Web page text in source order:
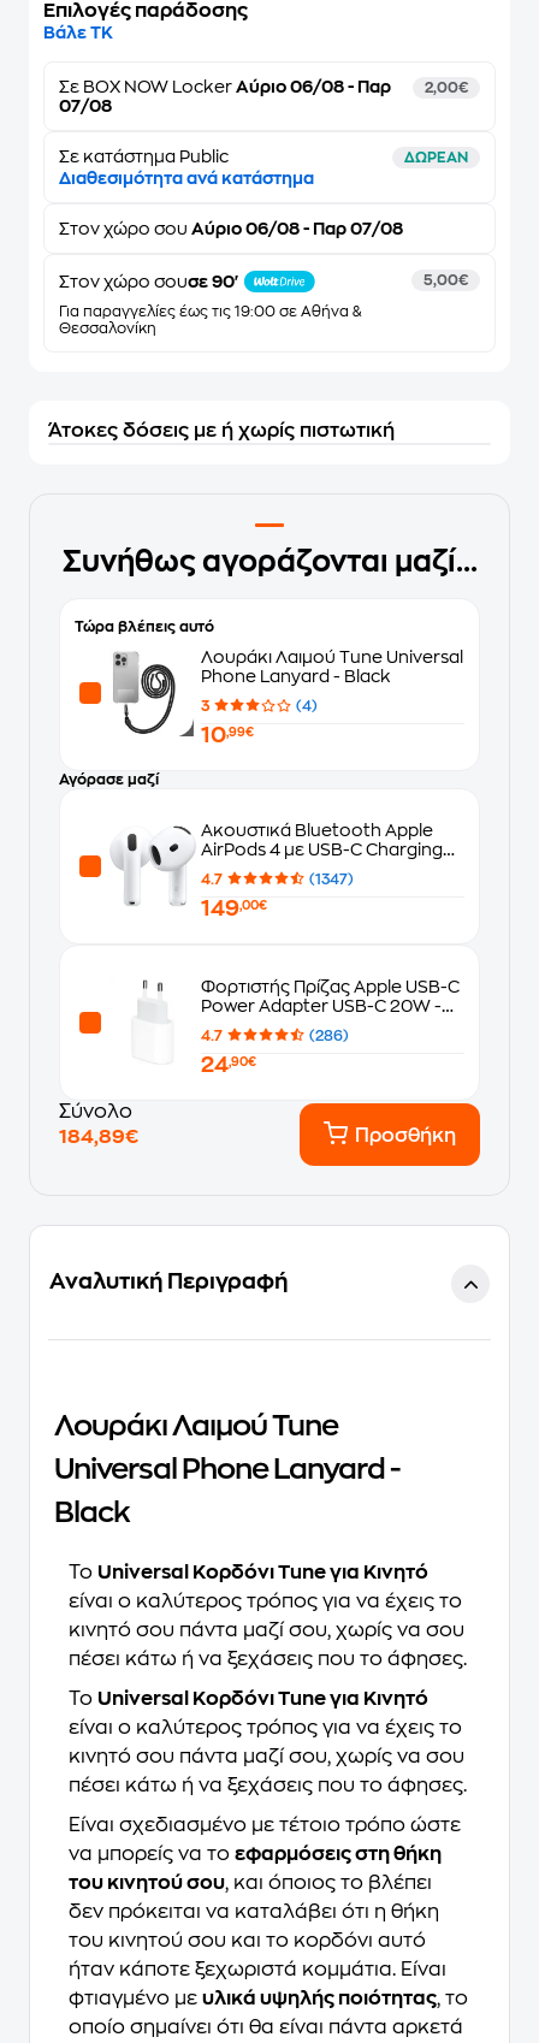
Επιλογές παράδοσης
Βάλε ΤΚ
Σε BOX NOW Locker Αύριο 06/08 - Παρ
07/08
2,00€
Σε κατάστημα Public ΔΩΡΕΑΝ
Διαθεσιμότητα ανά κατάστημα
Στον χώρο σου Αύριο 06/08 - Παρ 07/08
Στον χώρο σουσε 90'
Για παραγγελίες έως τις 19:00 σε Αθήνα &
Θεσσαλονίκη
5,00€
Άτοκες δόσεις με ή χωρίς πιστωτική
Συνήθως αγοράζονται μαζί...
Τώρα βλέπεις αυτό
Λουράκι Λαιμού Tune Universal
Phone Lanyard - Black
3 (4)
10,99€
Αγόρασε μαζί
Ακουστικά Bluetooth Apple
AirPods 4 με USB-C Charging
Case - White
4.7 (1347)
149,00€
Φορτιστής Πρίζας Apple USB-C
Power Adapter USB-C 20W -
White
4.7 (286)
24,90€
Σύνολο
184,89€
Προσθήκη
Αναλυτική Περιγραφή
Λουράκι Λαιμού Tune
Universal Phone Lanyard -
Black
Το Universal Κορδόνι Tune για Κινητό
είναι ο καλύτερος τρόπος για να έχεις το
κινητό σου πάντα μαζί σου, χωρίς να σου
πέσει κάτω ή να ξεχάσεις που το άφησες.
Το Universal Κορδόνι Tune για Κινητό
είναι ο καλύτερος τρόπος για να έχεις το
κινητό σου πάντα μαζί σου, χωρίς να σου
πέσει κάτω ή να ξεχάσεις που το άφησες.
Είναι σχεδιασμένο με τέτοιο τρόπο ώστε
να μπορείς να το εφαρμόσεις στη θήκη
του κινητού σου, και όποιος το βλέπει
δεν πρόκειται να καταλάβει ότι η θήκη
του κινητού σου και το κορδόνι αυτό
ήταν κάποτε ξεχωριστά κομμάτια. Είναι
φτιαγμένο με υλικά υψηλής ποιότητας, το
οποίο σημαίνει ότι θα είναι πάντα αρκετά